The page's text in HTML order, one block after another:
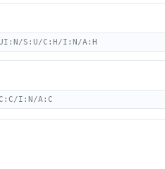
S:U/C:H/I:N/A:H
I:N/A:C